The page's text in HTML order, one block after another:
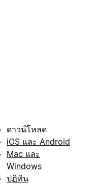
ดาวน์โหลด
iOS และ Android
Mac และ
Windows
ปฏิทิน